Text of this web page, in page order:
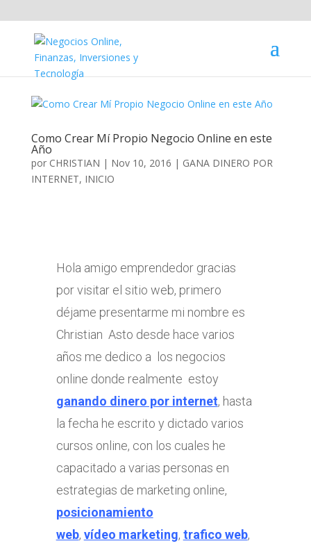
Como Crear Mí Propio Negocio Online en este
Año
por CHRISTIAN | Nov 10, 2016 | GANA DINERO POR
INTERNET, INICIO
Hola amigo emprendedor gracias
por visitar el sitio web, primero
déjame presentarme mi nombre es
Christian Asto desde hace varios
años me dedico a los negocios
online donde realmente estoy
ganando dinero por internet, hasta
la fecha he escrito y dictado varios
cursos online, con los cuales he
capacitado a varias personas en
estrategias de marketing online,
posicionamiento
web, vídeo marketing, trafico web,